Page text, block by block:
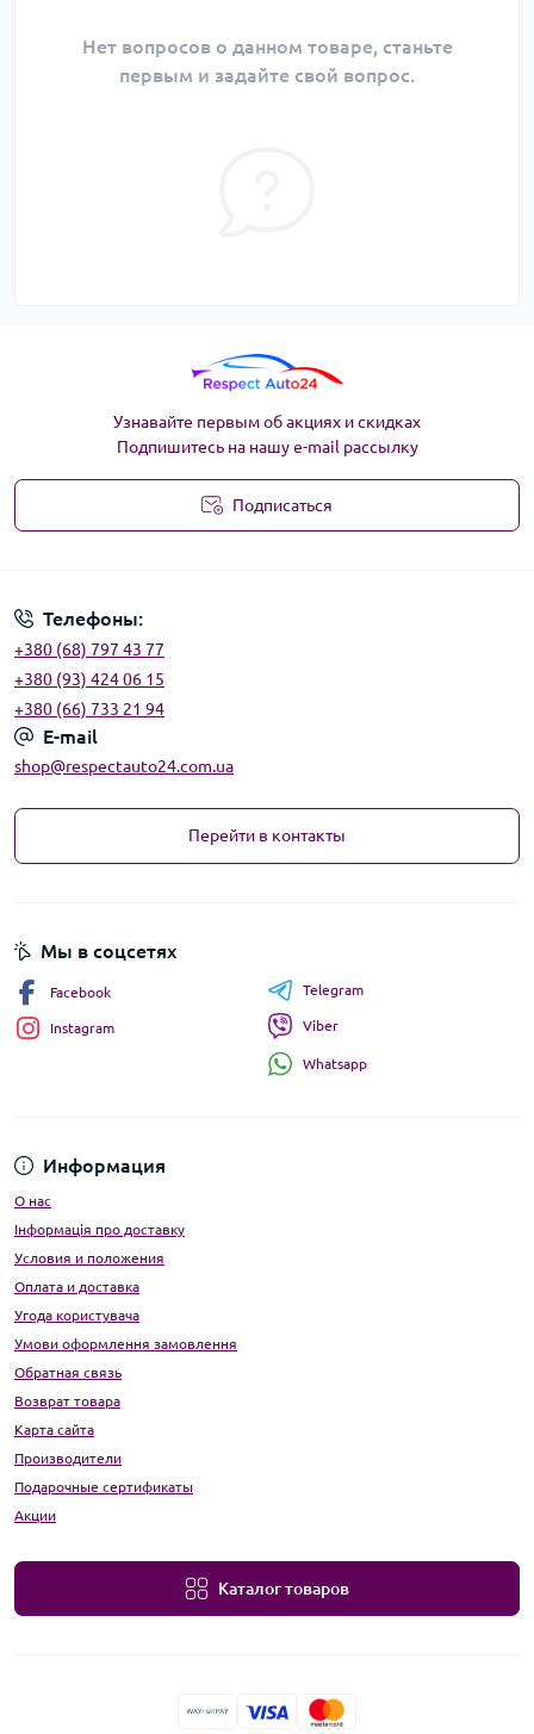
Нет вопросов о данном товаре, станьте
первым и задайте свой вопрос.
Узнавайте первым об акциях и скидках
Подпишитесь на нашу e-mail рассылку
Подписаться
Телефоны:
+380 (68) 797 43 77
+380 (93) 424 06 15
+380 (66) 733 21 94
E-mail
shop@respectauto24.com.ua
Перейти в контакты
Информация
О нас
Інформація про доставку
Условия и положения
Оплата и доставка
Угода користувача
Умови оформлення замовлення
Обратная связь
Возврат товара
Карта сайта
Производители
Подарочные сертификаты
Акции
Каталог товаров
Мы в соцсетях
Facebook
Instagram
Telegram
Viber
Whatsapp